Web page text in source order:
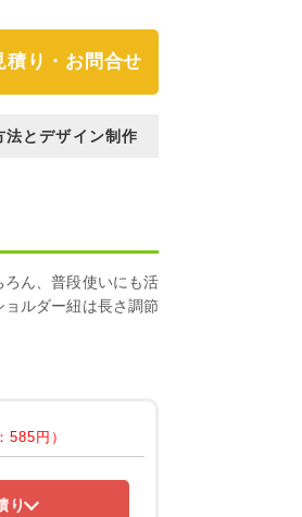
積り・お問合せ
法とデザイン制作
ん、普段使いにも活
ルダー紐は長さ調節
585円）
り